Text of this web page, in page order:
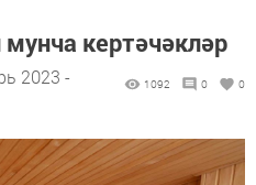
кертәчәкләр
2023 -
1092 0 0